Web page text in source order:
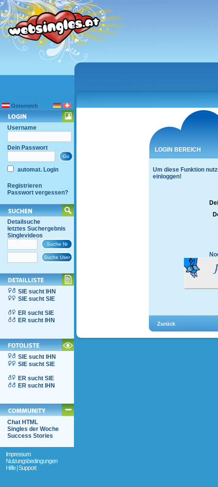
Österreich
Username
Dein Passwort
automat. Login
Registrieren
Passwort vergessen?
Detailsuche
letztes Suchergebnis
Singlevideos
SIE sucht IHN
SIE sucht SIE
ER sucht SIE
ER sucht IHN
SIE sucht IHN
SIE sucht SIE
ER sucht SIE
ER sucht IHN
Chat HTML
Singles der Woche
Success Stories
Impressum
Nutzungsbedingungen
Hilfe | Support
LOGIN BEREICH
Um diese Funktion
einloggen!